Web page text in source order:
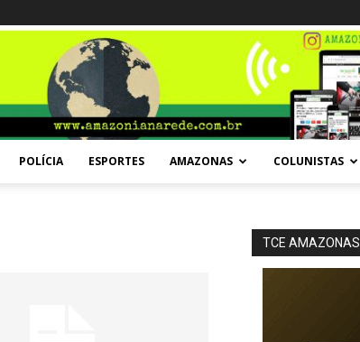
POLÍCIA ESPORTES AMAZONAS COLUNISTAS
TCE AMAZONAS